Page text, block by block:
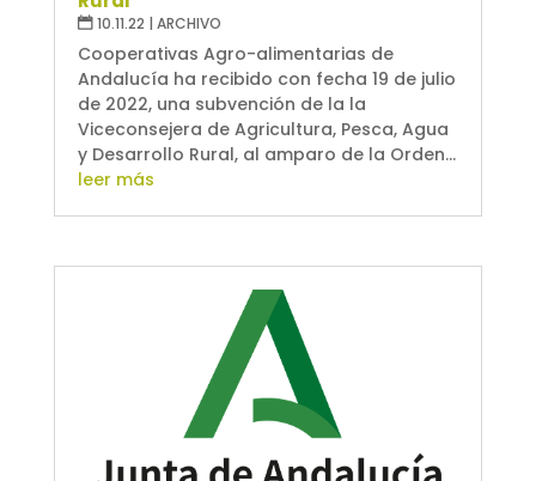
10.11.22 | ARCHIVO
Cooperativas Agro-alimentarias de
Andalucía ha recibido con fecha 19 de julio
de 2022, una subvención de la la
Viceconsejera de Agricultura, Pesca, Agua
y Desarrollo Rural, al amparo de la Orden...
leer más